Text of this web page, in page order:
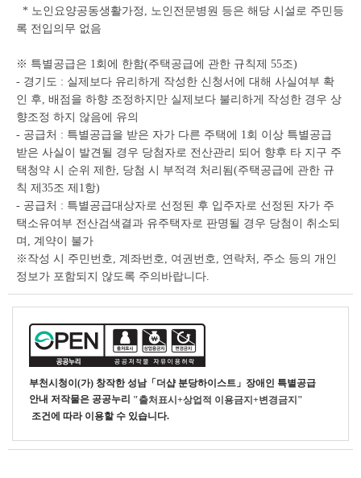
* 노인요양공동생활가정, 노인전문병원 등은 해당 시설로 주민등
록 전입의무 없음
※ 특별공급은 1회에 한함(주택공급에 관한 규칙제 55조)
- 경기도 : 실제보다 유리하게 작성한 신청서에 대해 사실여부 확
인 후, 배점을 하향 조정하지만 실제보다 불리하게 작성한 경우 상
향조정 하지 않음에 유의
- 공급처 : 특별공급을 받은 자가 다른 주택에 1회 이상 특별공급
받은 사실이 발견될 경우 당첨자로 전산관리 되어 향후 타 지구 주
택청약 시 순위 제한, 당첨 시 부적격 처리됨(주택공급에 관한 규
칙 제35조 제1항)
- 공급처 : 특별공급대상자로 선정된 후 입주자로 선정된 자가 주
택소유여부 전산검색결과 유주택자로 판명될 경우 당첨이 취소되
며, 계약이 불가
※작성 시 주민번호, 계좌번호, 여권번호, 연락처, 주소 등의 개인
정보가 포함되지 않도록 주의바랍니다.
부천시청이(가) 창작한성남「더샵 분당하이스트」장애인 특별공급
안내 저작물은 공공누리 "출처표시+상업적 이용금지+변경금지"
조건에 따라 이용할 수 있습니다.